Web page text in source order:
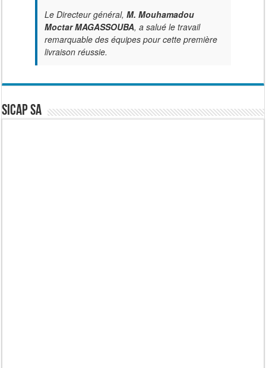
Le Directeur général, M. Mouhamadou
Moctar MAGASSOUBA, a salué le travail
remarquable des équipes pour cette première
livraison réussie.
SICAP SA